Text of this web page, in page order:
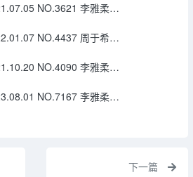
[XIUREN秀人网] 2021.07.05 NO.3621 李雅柔182CM
[XIUREN秀人网] 2022.01.07 NO.4437 周于希Sally
[XIUREN秀人网] 2021.10.20 NO.4090 李雅柔182CM
[XIUREN秀人网] 2023.08.01 NO.7167 李雅柔182CM
下一篇